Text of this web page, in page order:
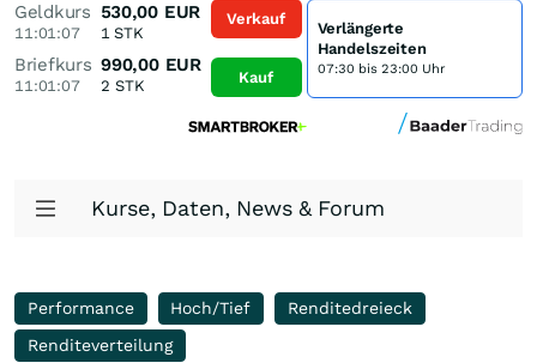
Geldkurs
11:01:07
530,00 EUR
1 STK
Briefkurs
11:01:07
990,00 EUR
2 STK
Verkauf
Kauf
Verlängerte
Handelszeiten
07:30 bis 23:00 Uhr
Kurse, Daten, News & Forum
Performance Hoch/Tief
Renditedreieck
Renditeverteilung